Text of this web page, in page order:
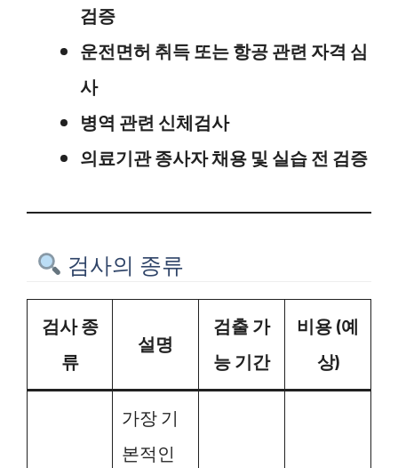
검증
운전면허 취득 또는 항공 관련 자격 심
사
병역 관련 신체검사
의료기관 종사자 채용 및 실습 전 검증
검사의 종류
검사 종
류
설명
검출 가
능 기간
비용 (예
상)
가장 기
본적인